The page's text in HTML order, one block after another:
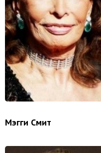
Мэгги Смит